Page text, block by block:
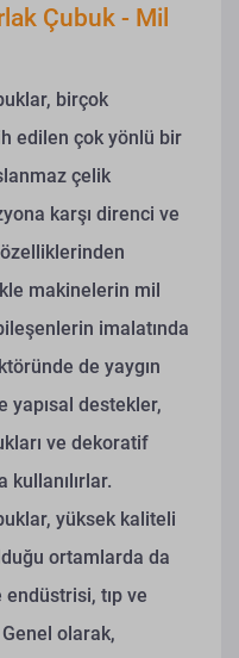
Çubuk - Mil
birçok
edilen çok yönlü bir
çelik
karşı direnci ve
özelliklerinden
makinelerin mil
imalatında
de yaygın
destekler,
ve dekoratif
yüksek kaliteli
ortamlarda da
endüstrisi, tıp ve
olarak,